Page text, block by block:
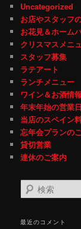
Uncategorized
お店やスタッフ
お花見＆ホーム
クリスマスメニ
スタッフ募集
ラテアート
ランチメニュー
ワイン＆お酒
年末年始の営業
当店のスペイン
忘年会プランの
貸切営業
連休のご案内
検索
最近のコメント